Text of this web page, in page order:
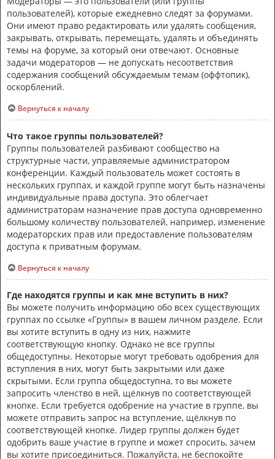
пользователей), которые ежедневно следят за форумами.
Они имеют право редактировать или удалять сообщения,
закрывать, открывать, перемещать, удалять и объединять
темы на форуме, за который они отвечают. Основные
задачи модераторов — не допускать несоответствия
содержания сообщений обсуждаемым темам (оффтопик),
оскорблений.
Вернуться к началу
Что такое группы пользователей?
Группы пользователей разбивают сообщество на
структурные части, управляемые администратором
конференции. Каждый пользователь может состоять в
нескольких группах, и каждой группе могут быть назначены
индивидуальные права доступа. Это облегчает
администраторам назначение прав доступа одновременно
большому количеству пользователей, например, изменение
модераторских прав или предоставление пользователям
доступа к приватным форумам.
Вернуться к началу
Где находятся группы и как мне вступить в них?
Вы можете получить информацию обо всех существующих
группах по ссылке «Группы» в вашем личном разделе. Если
вы хотите вступить в одну из них, нажмите
соответствующую кнопку. Однако не все группы
общедоступны. Некоторые могут требовать одобрения для
вступления в них, могут быть закрытыми или даже
скрытыми. Если группа общедоступна, то вы можете
запросить членство в ней, щёлкнув по соответствующей
кнопке. Если требуется одобрение на участие в группе, вы
можете отправить запрос на вступление, щёлкнув по
соответствующей кнопке. Лидер группы должен будет
одобрить ваше участие в группе и может спросить, зачем
вы хотите присоединиться. Пожалуйста, не беспокойте